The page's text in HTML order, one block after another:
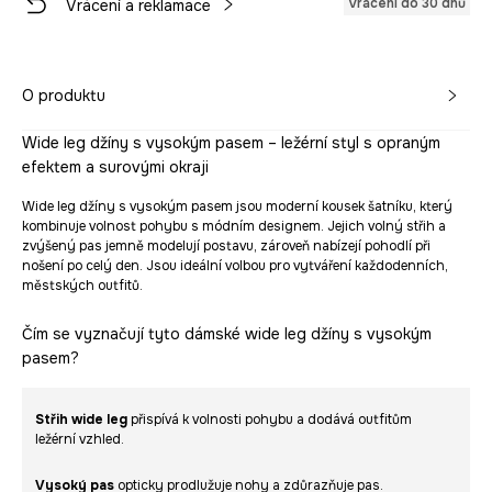
Vrácení a reklamace Vrácení do 30 dnů
O produktu
Wide leg džíny s vysokým pasem – ležérní styl s opraným
efektem a surovými okraji
Wide leg džíny s vysokým pasem jsou moderní kousek šatníku, který
kombinuje volnost pohybu s módním designem. Jejich volný střih a
zvýšený pas jemně modelují postavu, zároveň nabízejí pohodlí při
nošení po celý den. Jsou ideální volbou pro vytváření každodenních,
městských outfitů.
Čím se vyznačují tyto dámské wide leg džíny s vysokým
pasem?
Střih wide leg přispívá k volnosti pohybu a dodává outfitům
ležérní vzhled.
Vysoký pas opticky prodlužuje nohy a zdůrazňuje pas.